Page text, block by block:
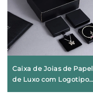
Caixa de Joias de
de Luxo com Logotipo